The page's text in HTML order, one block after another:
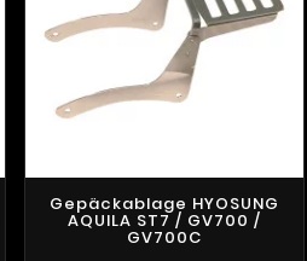
Gepäckablage HYOSUNG
AQUILA ST7 / GV700 /
GV700C